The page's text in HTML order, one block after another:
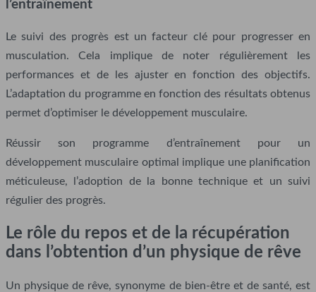
l’entraînement
Le suivi des progrès est un facteur clé pour progresser en
musculation. Cela implique de noter régulièrement les
performances et de les ajuster en fonction des objectifs.
L’adaptation du programme en fonction des résultats obtenus
permet d’optimiser le développement musculaire.
Réussir son programme d’entraînement pour un
développement musculaire optimal implique une planification
méticuleuse, l’adoption de la bonne technique et un suivi
régulier des progrès.
Le rôle du repos et de la récupération
dans l’obtention d’un physique de rêve
Un physique de rêve, synonyme de bien-être et de santé, est